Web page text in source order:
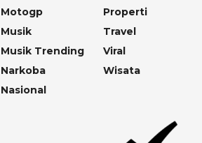
Motogp
Musik
Musik Trending
Narkoba
Nasional
Properti
Travel
Viral
Wisata